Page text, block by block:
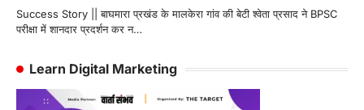
Success Story || बाघमारा प्रखंड के मालकेरा गांव की बेटी श्वेता प्रसाद ने BPSC
परीक्षा में शानदार प्रदर्शन कर न…
Learn Digital Marketing